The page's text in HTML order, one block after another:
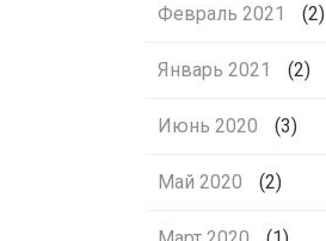
Февраль 2021 (2)
Январь 2021 (2)
Июнь 2020 (3)
Май 2020 (2)